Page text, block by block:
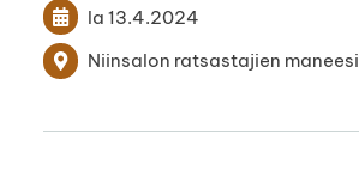
la 13.4.2024
Niinsalon ratsastajien maneesi